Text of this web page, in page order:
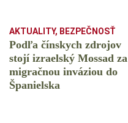
AKTUALITY, BEZPEČNOSŤ
Podľa čínskych zdrojov
stojí izraelský Mossad za
migračnou inváziou do
Španielska